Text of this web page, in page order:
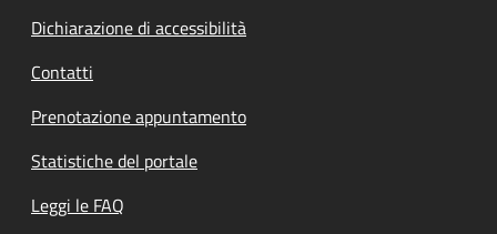
Dichiarazione di accessibilità
Contatti
Prenotazione appuntamento
Statistiche del portale
Leggi le FAQ